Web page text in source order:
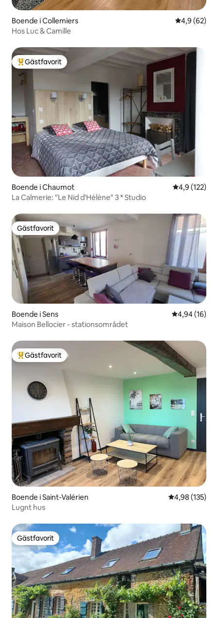
Boende i Collemiers 4,9 av 5 i
4,9 (62)
Hos Luc & Camille
Populär gästfavorit
Gästfavorit
Boende i Chaumot 4,9 av 5 i
4,9 (122)
La Calmerie: "Le Nid d'Hélène" 3 * Studio
Gästfavorit
Gästfavorit
Boende i Sens 4,94 av 5 i
4,94 (16)
Maison Bellocier - stationsområdet
Populär gästfavorit
Gästfavorit
Boende i Saint-Valérien 4,98 av 5 i
4,98 (135)
Lugnt hus
Gästfavorit
Gästfavorit